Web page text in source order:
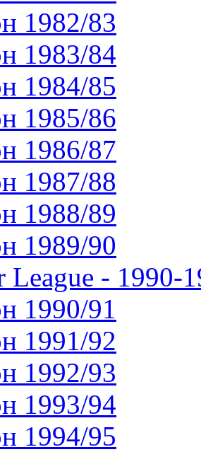
1982/83
1983/84
1984/85
1985/86
1986/87
1987/88
1988/89
1989/90
League - 1990-
1990/91
1991/92
1992/93
1993/94
1994/95